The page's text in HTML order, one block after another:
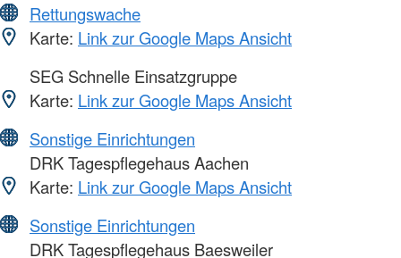
Rettungswache
Karte: Link zur Google Maps Ansicht
SEG Schnelle Einsatzgruppe
Karte: Link zur Google Maps Ansicht
Sonstige Einrichtungen
DRK Tagespflegehaus Aachen
Karte: Link zur Google Maps Ansicht
Sonstige Einrichtungen
DRK Tagespflegehaus Baesweiler